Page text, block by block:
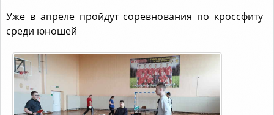
Уже в апреле пройдут соревнования по кроссфиту
среди юношей